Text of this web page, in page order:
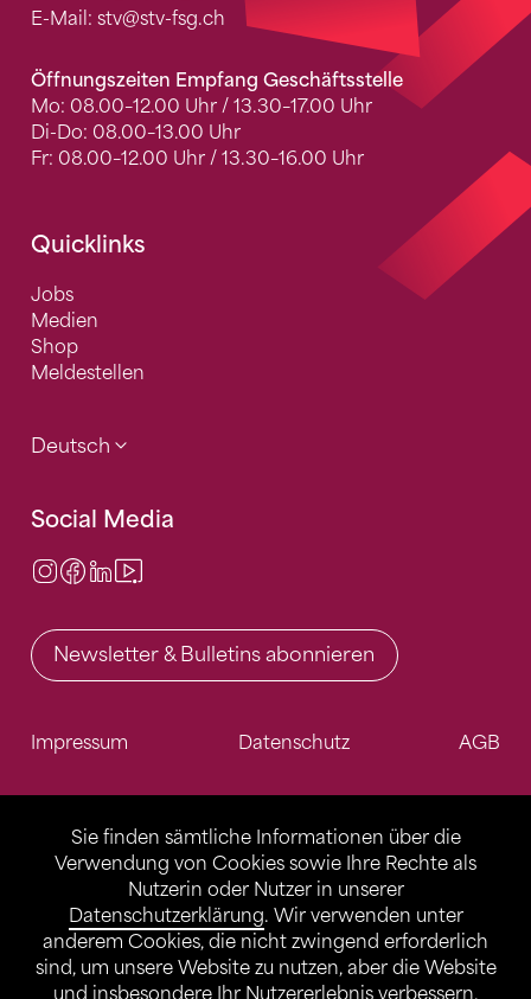
Sie finden sämtliche Informationen über die
Verwendung von Cookies sowie Ihre Rechte als
Nutzerin oder Nutzer in unserer
Datenschutzerklärung. Wir verwenden unter
anderem Cookies, die nicht zwingend erforderlich
sind, um unsere Website zu nutzen, aber die Website
und insbesondere Ihr Nutzererlebnis verbessern.
E-Mail: stv@stv-fsg.ch
Öffnungszeiten Empfang Geschäftsstelle
Mo: 08.00–12.00 Uhr / 13.30–17.00 Uhr
Di-Do: 08.00–13.00 Uhr
Fr: 08.00–12.00 Uhr / 13.30–16.00 Uhr
Quicklinks
Jobs
Medien
Shop
Meldestellen
Deutsch
Social Media
Instagram
Facebook
LinkedIn
Newsletter & Bulletins abonnieren
Impressum Datenschutz AGB